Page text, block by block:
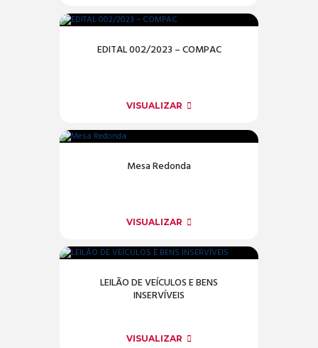
EDITAL 002/2023 – COMPAC
VISUALIZAR
Mesa Redonda
VISUALIZAR
LEILÃO DE VEÍCULOS E BENS
INSERVÍVEIS
VISUALIZAR